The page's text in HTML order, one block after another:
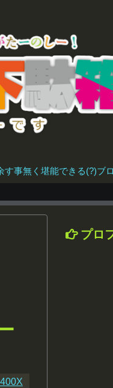
事無く堪能できる(?)ブロ
プロ